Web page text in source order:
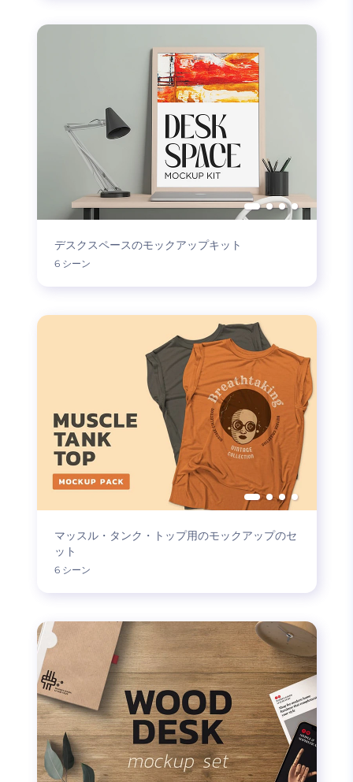
デスクスペースのモックアップキット
6 シーン
マッスル・タンク・トップ用のモックアップのセ
ット
6 シーン